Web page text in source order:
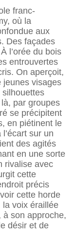
franc-
où la
aux
Des façades
l’orée du bois
entrouvertes
On aperçoit,
jeunes visages
par groupes
se précipitent
en piétinent le
sur un
des agités
en une sorte
rivalise avec
cette
précis
cette horde
la voix éraillée
à son approche,
désir et de